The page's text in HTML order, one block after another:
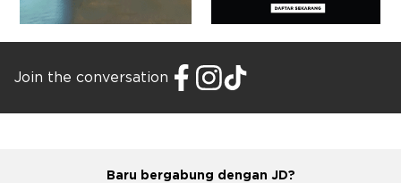
Join the conversation
Baru bergabung dengan JD?